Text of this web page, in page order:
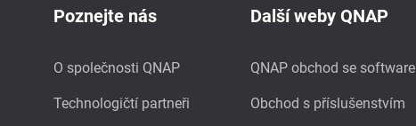
Poznejte nás
O společnosti QNAP
Technologičtí partneři
Další weby QNAP
QNAP obchod se software
Obchod s příslušenstvím